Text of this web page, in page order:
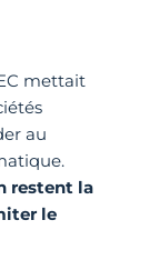
mettait
au
restent la
le